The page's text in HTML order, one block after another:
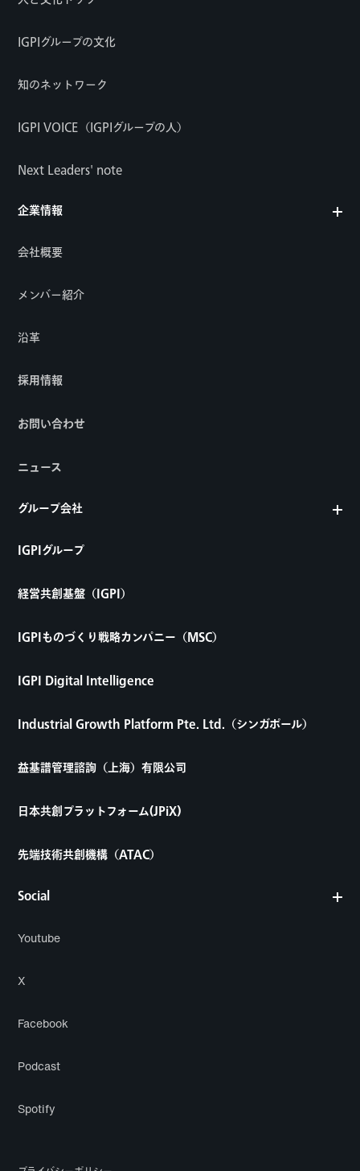
Social
Youtube
X
Facebook
Podcast
Spotify
IGPIグループの文化
知のネットワーク
IGPI VOICE（IGPIグループの人）
Next Leaders' note
企業情報
会社概要
メンバー紹介
沿革
採用情報
お問い合わせ
ニュース
グループ会社
IGPIグループ
経営共創基盤（IGPI）
IGPIものづくり戦略カンパニー（MSC）
IGPI Digital Intelligence
Industrial Growth Platform Pte. Ltd.（シンガポール）
益基譜管理諮詢（上海）有限公司
日本共創プラットフォーム(JPiX)
先端技術共創機構（ATAC）